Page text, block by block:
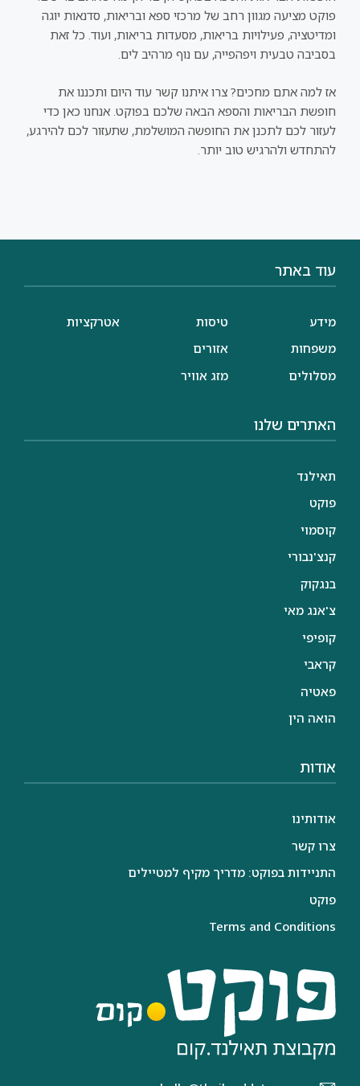
פוקט מציעה מגוון רחב של מרכזי ספא ובריאות, סדנאות יוגה
ומדיטציה, פעילויות בריאות, מסעדות בריאות, ועוד. כל זאת
בסביבה טבעית ויפהפייה, עם נוף מרהיב לים.
אז למה אתם מחכים? צרו איתנו קשר עוד היום ותכננו את
חופשת הבריאות והספא הבאה שלכם בפוקט. אנחנו כאן כדי
לעזור לכם לתכנן את החופשה המושלמת, שתעזור לכם להירגע,
להתחדש ולהרגיש טוב יותר.
עוד באתר
מידע
משפחות
מסלולים
טיסות
אזורים
מזג אוויר
אטרקציות
האתרים שלנו
תאילנד
פוקט
קוסמוי
קנצ'נבורי
בנגקוק
צ'אנג מאי
קופיפי
קראבי
פאטיה
הואה הין
אודות
אודותינו
צרו קשר
התניידות בפוקט: מדריך מקיף למטיילים
פוקט
Terms and Conditions